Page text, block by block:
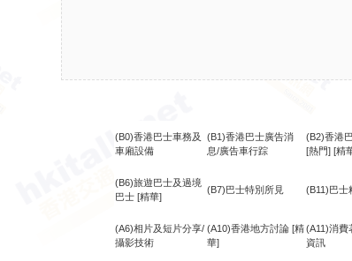
(B0)香港巴士車務及
車廂設備
(B1)香港巴士廣告消
息/廣告車行踪
(B2)香港
[熱門] [精
(B6)旅遊巴士及過境
巴士 [精華]
(B7)巴士特別所見 (B11)巴士
(A6)相片及短片分享/
攝影技術
(A10)香港地方討論 [精
華]
(A11)消費
資訊